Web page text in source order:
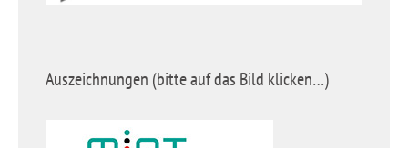
Auszeichnungen (bitte auf das Bild klicken…)